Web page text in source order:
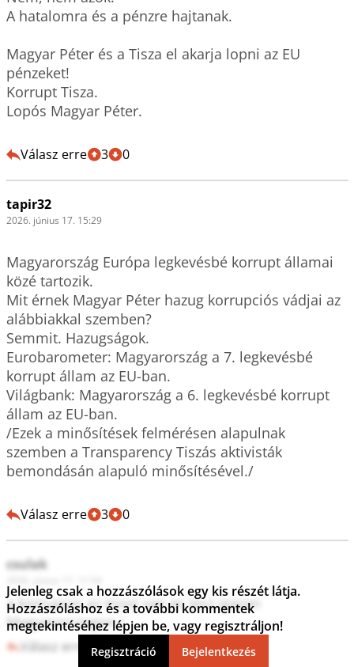
A hatalomra és a pénzre hajtanak.
Magyar Péter és a Tisza el akarja lopni az EU
pénzeket!
Korrupt Tisza.
Lopós Magyar Péter.
Válasz erre 3 0
tapir32
2026. június 17. 15:29
Magyarország Európa legkevésbé korrupt államai
közé tartozik.
Mit érnek Magyar Péter hazug korrupciós vádjai az
alábbiakkal szemben?
Semmit. Hazugságok.
Eurobarometer: Magyarország a 7. legkevésbé
korrupt állam az EU-ban.
Világbank: Magyarország a 6. legkevésbé korrupt
állam az EU-ban.
/Ezek a minősítések felmérésen alapulnak
szemben a Transparency Tiszás aktivisták
bemondásán alapuló minősítésével./
Válasz erre 3 0
csulak
a korrupcio az most van es lesz igazan
Magyarorszagon !
Válasz erre 2 0
Jelenleg csak a hozzászólások egy kis részét látja.
Hozzászóláshoz és a további kommentek
megtekintéséhez lépjen be, vagy regisztráljon!
Regisztráció Bejelentkezés